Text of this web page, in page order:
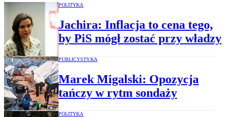
POLITYKA
Jachira: Inflacja to cena tego,
by PiS mógł zostać przy władzy
PUBLICYSTYKA
Marek Migalski: Opozycja
tańczy w rytm sondaży
POLITYKA